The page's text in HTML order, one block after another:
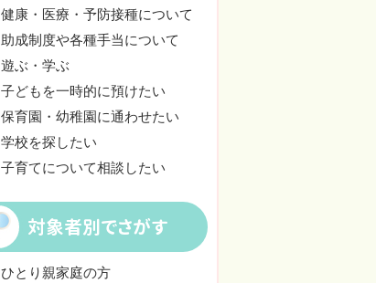
健康・医療・予防接種について
助成制度や各種手当について
遊ぶ・学ぶ
子どもを一時的に預けたい
保育園・幼稚園に通わせたい
学校を探したい
子育てについて相談したい
対象者別でさがす
ひとり親家庭の方